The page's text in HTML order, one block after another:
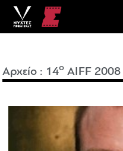
Αρχείο : 14o AIFF 2008